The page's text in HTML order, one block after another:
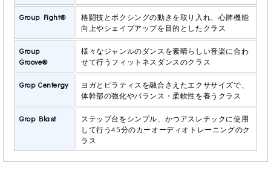
Group Fight®
格闘技とボクシングの動きを取り入れ、心肺機能
向上やシェイプアップを目的としたクラス
Group
Groove®
様々なジャンルのダンスを素晴らしい音楽に合わ
せて行うフィットネスダンスのクラス
Grop Centergy
ヨガとピラティスを融合さえたエクササイズで、
体幹部の強化やバランス・柔軟性を養うクラス
Grop Blast
ステップ台をシンプル、かつアスレチックに使用
して行う45分のカーオーディオトレーニングのク
ラス